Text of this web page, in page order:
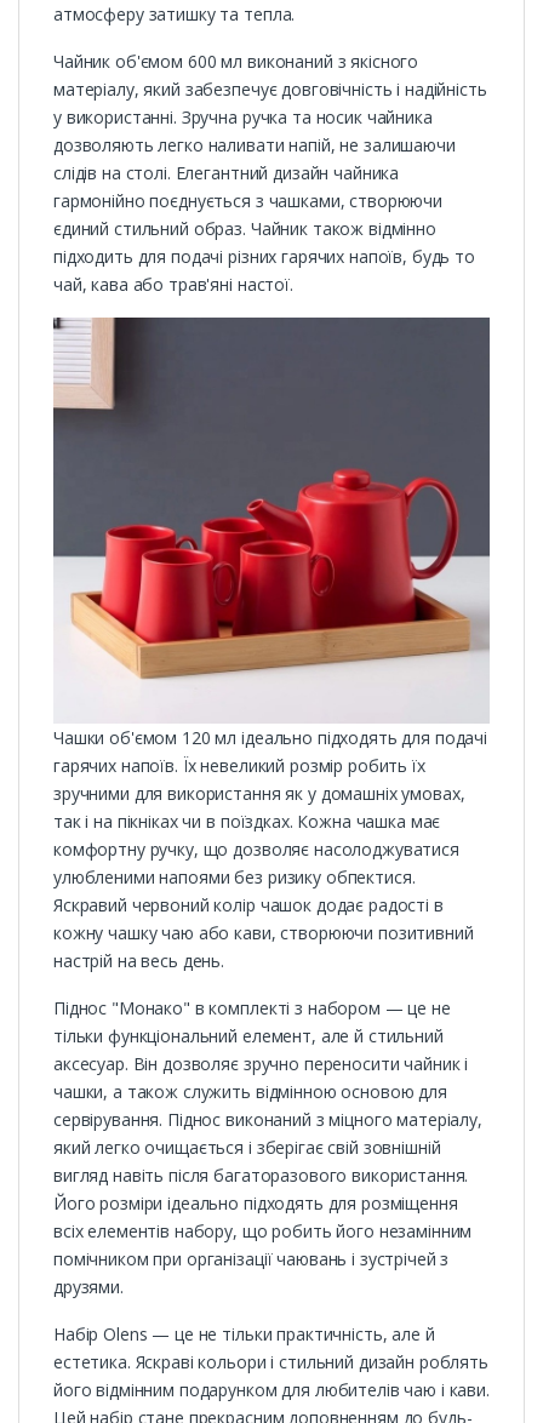
атмосферу затишку та тепла.
Чайник об'ємом 600 мл виконаний з якісного
матеріалу, який забезпечує довговічність і надійність
у використанні. Зручна ручка та носик чайника
дозволяють легко наливати напій, не залишаючи
слідів на столі. Елегантний дизайн чайника
гармонійно поєднується з чашками, створюючи
єдиний стильний образ. Чайник також відмінно
підходить для подачі різних гарячих напоїв, будь то
чай, кава або трав'яні настої.
Чашки об'ємом 120 мл ідеально підходять для подачі
гарячих напоїв. Їх невеликий розмір робить їх
зручними для використання як у домашніх умовах,
так і на пікніках чи в поїздках. Кожна чашка має
комфортну ручку, що дозволяє насолоджуватися
улюбленими напоями без ризику обпектися.
Яскравий червоний колір чашок додає радості в
кожну чашку чаю або кави, створюючи позитивний
настрій на весь день.
Піднос "Монако" в комплекті з набором — це не
тільки функціональний елемент, але й стильний
аксесуар. Він дозволяє зручно переносити чайник і
чашки, а також служить відмінною основою для
сервірування. Піднос виконаний з міцного матеріалу,
який легко очищається і зберігає свій зовнішній
вигляд навіть після багаторазового використання.
Його розміри ідеально підходять для розміщення
всіх елементів набору, що робить його незамінним
помічником при організації чаювань і зустрічей з
друзями.
Набір Olens — це не тільки практичність, але й
естетика. Яскраві кольори і стильний дизайн роблять
його відмінним подарунком для любителів чаю і кави.
Цей набір стане прекрасним доповненням до будь-